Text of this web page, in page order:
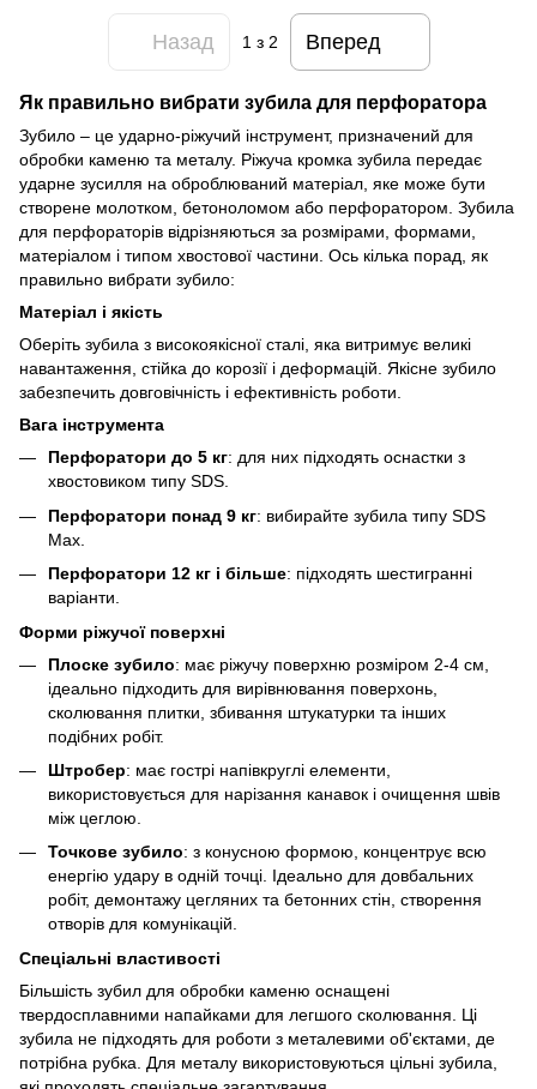
Назад 1з 2 Вперед
Як правильно вибрати зубила для перфоратора
Зубило – це ударно-ріжучий інструмент, призначений для
обробки каменю та металу. Ріжуча кромка зубила передає
ударне зусилля на оброблюваний матеріал, яке може бути
створене молотком, бетоноломом або перфоратором. Зубила
для перфораторів відрізняються за розмірами, формами,
матеріалом і типом хвостової частини. Ось кілька порад, як
правильно вибрати зубило:
Матеріал і якість
Оберіть зубила з високоякісної сталі, яка витримує великі
навантаження, стійка до корозії і деформацій. Якісне зубило
забезпечить довговічність і ефективність роботи.
Вага інструмента
Перфоратори до 5 кг: для них підходять оснастки з
хвостовиком типу SDS.
Перфоратори понад 9 кг: вибирайте зубила типу SDS
Max.
Перфоратори 12 кг і більше: підходять шестигранні
варіанти.
Форми ріжучої поверхні
Плоске зубило: має ріжучу поверхню розміром 2-4 см,
ідеально підходить для вирівнювання поверхонь,
сколювання плитки, збивання штукатурки та інших
подібних робіт.
Штробер: має гострі напівкруглі елементи,
використовується для нарізання канавок і очищення швів
між цеглою.
Точкове зубило: з конусною формою, концентрує всю
енергію удару в одній точці. Ідеально для довбальних
робіт, демонтажу цегляних та бетонних стін, створення
отворів для комунікацій.
Спеціальні властивості
Більшість зубил для обробки каменю оснащені
твердосплавними напайками для легшого сколювання. Ці
зубила не підходять для роботи з металевими об'єктами, де
потрібна рубка. Для металу використовуються цільні зубила,